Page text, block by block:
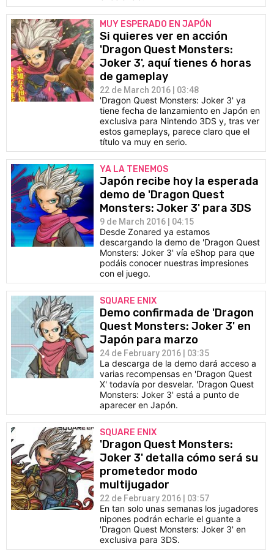
MUY ESPERADO EN JAPÓN
Si quieres ver en acción
'Dragon Quest Monsters:
Joker 3', aquí tienes 6 horas
de gameplay
22 de March 2016 | 03:48
'Dragon Quest Monsters: Joker 3' ya
tiene fecha de lanzamiento en Japón en
exclusiva para Nintendo 3DS y, tras ver
estos gameplays, parece claro que el
título va muy en serio.
YA LA TENEMOS
Japón recibe hoy la esperada
demo de 'Dragon Quest
Monsters: Joker 3' para 3DS
9 de March 2016 | 04:15
Desde Zonared ya estamos
descargando la demo de 'Dragon Quest
Monsters: Joker 3' vía eShop para que
podáis conocer nuestras impresiones
con el juego.
SQUARE ENIX
Demo confirmada de 'Dragon
Quest Monsters: Joker 3' en
Japón para marzo
24 de February 2016 | 03:35
La descarga de la demo dará acceso a
varias recompensas en 'Dragon Quest
X' todavía por desvelar. 'Dragon Quest
Monsters: Joker 3' está a punto de
aparecer en Japón.
SQUARE ENIX
'Dragon Quest Monsters:
Joker 3' detalla cómo será su
prometedor modo
multijugador
22 de February 2016 | 03:57
En tan solo unas semanas los jugadores
nipones podrán echarle el guante a
'Dragon Quest Monsters: Joker 3' en
exclusiva para 3DS.